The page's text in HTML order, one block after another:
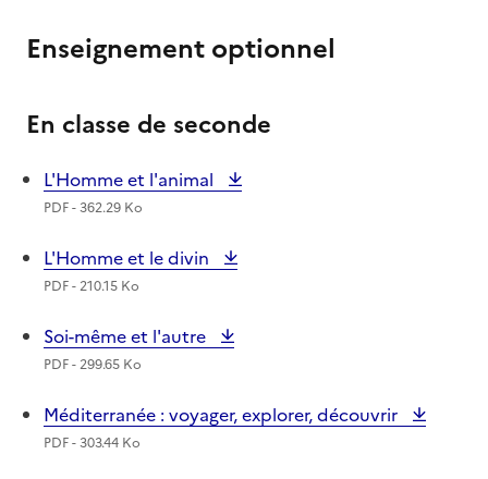
Enseignement optionnel
En classe de seconde
L'Homme et l'animal
PDF - 362.29 Ko
L'Homme et le divin
PDF - 210.15 Ko
Soi-même et l'autre
PDF - 299.65 Ko
Méditerranée : voyager, explorer, découvrir
PDF - 303.44 Ko